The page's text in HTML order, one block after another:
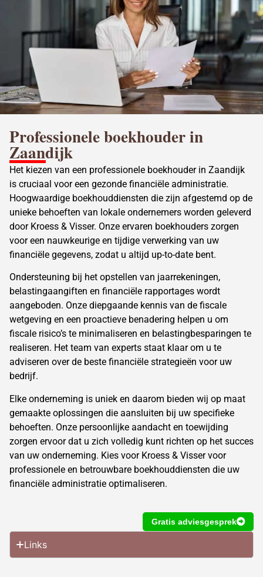
Professionele boekhouder in
Zaandijk
Het kiezen van een professionele boekhouder in Zaandijk
is cruciaal voor een gezonde financiële administratie.
Hoogwaardige boekhouddiensten die zijn afgestemd op de
unieke behoeften van lokale ondernemers worden geleverd
door Kroess & Visser. Onze ervaren boekhouders zorgen
voor een nauwkeurige en tijdige verwerking van uw
financiële gegevens, zodat u altijd up-to-date bent.
Ondersteuning bij het opstellen van jaarrekeningen,
belastingaangiften en financiële rapportages wordt
aangeboden. Onze diepgaande kennis van de fiscale
wetgeving en een proactieve benadering helpen u om
fiscale risico’s te minimaliseren en belastingbesparingen te
realiseren. Het team van experts staat klaar om u te
adviseren over de beste financiële strategieën voor uw
bedrijf.
Elke onderneming is uniek en daarom bieden wij op maat
gemaakte oplossingen die aansluiten bij uw specifieke
behoeften. Onze persoonlijke aandacht en toewijding
zorgen ervoor dat u zich volledig kunt richten op het succes
van uw onderneming. Kies voor Kroess & Visser voor
professionele en betrouwbare boekhouddiensten die uw
financiële administratie optimaliseren.
Gratis adviesgesprek
Links